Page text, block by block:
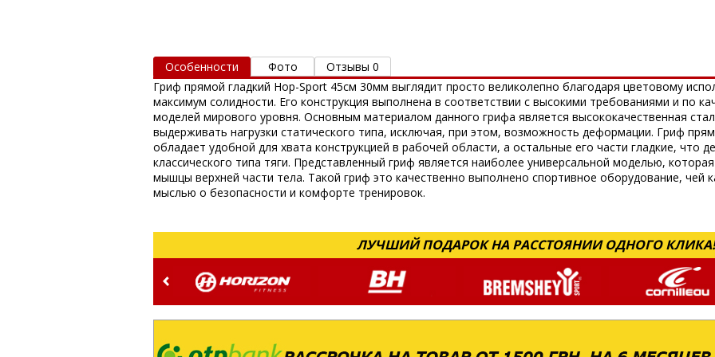
Особенности Фото
Отзывы 0
Гриф прямой гладкий Hop-Sport 45см 30мм выглядит просто великолепно благодаря цветовому
максимум солидности. Его конструкция выполнена в соответствии с высокими требованиями и по
моделей мирового уровня. Основным материалом данного грифа является высококачественная
выдерживать нагрузки статического типа, исключая, при этом, возможность деформации. Гриф
обладает удобной для хвата конструкцией в рабочей области, а остальные его части гладкие, что
классического типа тяги. Представленный гриф является наиболее универсальной моделью,
мышцы верхней части тела. Такой гриф это качественно выполнено спортивное оборудование, чей
мыслью о безопасности и комфорте тренировок.
ЛУЧШИЙ ПОДАРОК НА РАССТОЯНИИ ОДНОГО КЛИКА!